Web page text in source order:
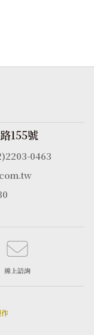
155號
0463
線上諮詢